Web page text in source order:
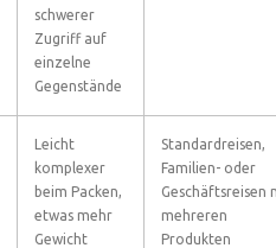
schwerer
Zugriff auf
einzelne
Gegenstände
Leicht
komplexer
beim Packen,
etwas mehr
Gewicht
Standardreisen,
Familien- oder
Geschäftsreisen
mehreren
Produkten